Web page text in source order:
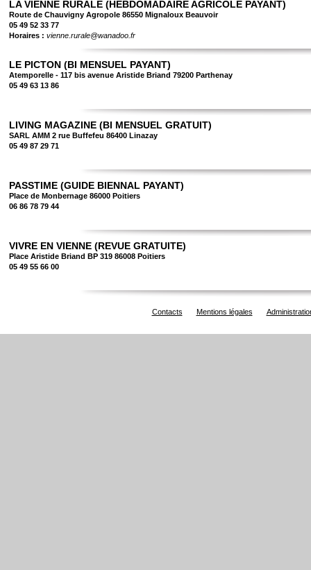
LA VIENNE RURALE (HEBDOMADAIRE AGRICOLE PAYANT)
Route de Chauvigny Agropole 86550 Mignaloux Beauvoir
05 49 52 33 77
Horaires : vienne.rurale@wanadoo.fr
LE PICTON (BI MENSUEL PAYANT)
Atemporelle - 117 bis avenue Aristide Briand 79200 Parthenay
05 49 63 13 86
LIVING MAGAZINE (BI MENSUEL GRATUIT)
SARL AMM 2 rue Buffefeu 86400 Linazay
05 49 87 29 71
PASSTIME (GUIDE BIENNAL PAYANT)
Place de Monbernage 86000 Poitiers
06 86 78 79 44
VIVRE EN VIENNE (REVUE GRATUITE)
Place Aristide Briand BP 319 86008 Poitiers
05 49 55 66 00
Contacts Mentions légales